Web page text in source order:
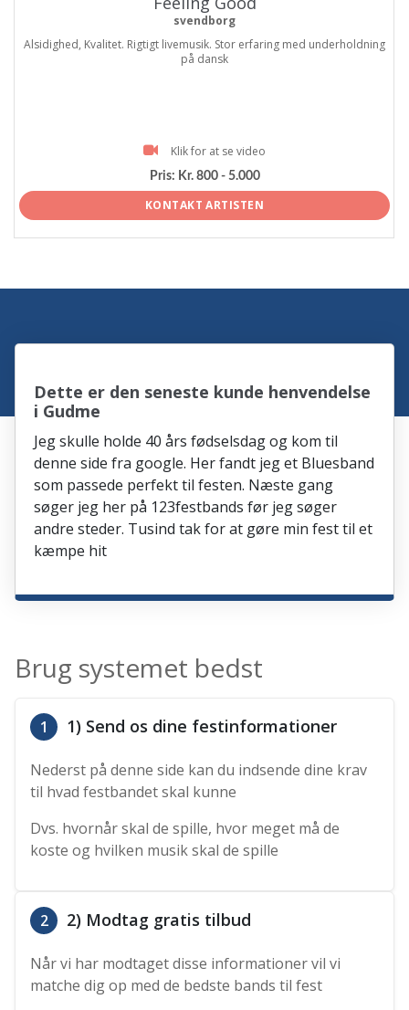
svendborg
Alsidighed, Kvalitet. Rigtigt livemusik. Stor erfaring med underholdning
på dansk
Klik for at se video
Pris: Kr. 800 - 5.000
KONTAKT ARTISTEN
Dette er den seneste kunde henvendelse
i Gudme
Jeg skulle holde 40 års fødselsdag og kom til
denne side fra google. Her fandt jeg et Bluesband
som passede perfekt til festen. Næste gang
søger jeg her på 123festbands før jeg søger
andre steder. Tusind tak for at gøre min fest til et
kæmpe hit
Brug systemet bedst
1 1) Send os dine festinformationer
Nederst på denne side kan du indsende dine krav
til hvad festbandet skal kunne
Dvs. hvornår skal de spille, hvor meget må de
koste og hvilken musik skal de spille
2 2) Modtag gratis tilbud
Når vi har modtaget disse informationer vil vi
matche dig op med de bedste bands til fest